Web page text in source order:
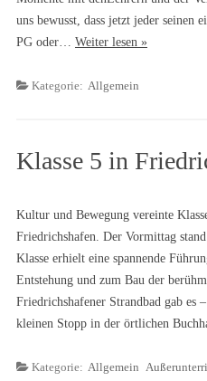
uns bewusst, dass jetzt jeder seinen
PG oder… Weiter lesen »
Kategorie: Allgemein
Klasse 5 in
Kultur und Bewegung vereinte
Friedrichshafen. Der Vormittag
Klasse erhielt eine spannende
Entstehung und zum Bau der
Friedrichshafener Strandbad gab es
kleinen Stopp in der örtlichen
Kategorie: Allgemein